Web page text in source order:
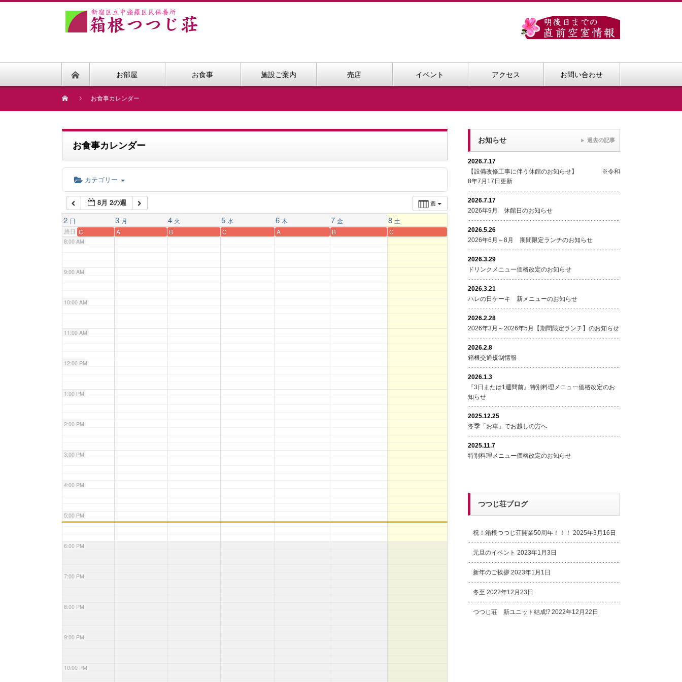
お部屋 お食事 施設ご案内 売店 イベント アクセス お問い合わせ
お食事カレンダー
お食事カレンダー
カテゴリー
週
8月 2の週
2 日 3 月 4 火 5 水 6 木 7 金 8 土
終日 C A B C A B C
1:00 AM
3:00 AM
5:00 AM
6:00 AM
7:00 AM
8:00 AM
9:00 AM
10:00 AM
11:00 AM
12:00 PM
1:00 PM
2:00 PM
3:00 PM
4:00 PM
5:00 PM
6:00 PM
7:00 PM
8:00 PM
9:00 PM
10:00 PM
お知らせ
2026.7.17
【設備改修工事に伴う休館のお知らせ】 ※令和
8年7月17日更新
2026.7.17
2026年9月 休館日のお知らせ
2026.5.26
2026年6月～8月 期間限定ランチのお知らせ
2026.3.29
ドリンクメニュー価格改定のお知らせ
2026.3.21
ハレの日ケーキ 新メニューのお知らせ
2026.2.28
2026年3月～2026年5月【期間限定ランチ】のお知らせ
2026.2.8
箱根交通規制情報
2026.1.3
『3日または1週間前』特別料理メニュー価格改定のお
知らせ
2025.12.25
冬季「お車」でお越しの方へ
2025.11.7
特別料理メニュー価格改定のお知らせ
過去の記事
つつじ荘ブログ
祝！箱根つつじ荘開業50周年！！！ 2025年3月16日
元旦のイベント 2023年1月3日
新年のご挨拶 2023年1月1日
冬至 2022年12月23日
つつじ荘 新ユニット結成⁉ 2022年12月22日